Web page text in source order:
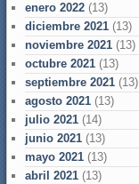
enero 2022 (13)
diciembre 2021 (13)
noviembre 2021 (13)
octubre 2021 (13)
septiembre 2021 (13)
agosto 2021 (13)
julio 2021 (14)
junio 2021 (13)
mayo 2021 (13)
abril 2021 (13)